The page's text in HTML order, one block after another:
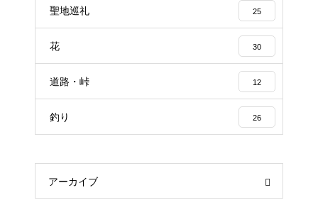
聖地巡礼 25
花 30
道路・峠 12
釣り 26
アーカイブ